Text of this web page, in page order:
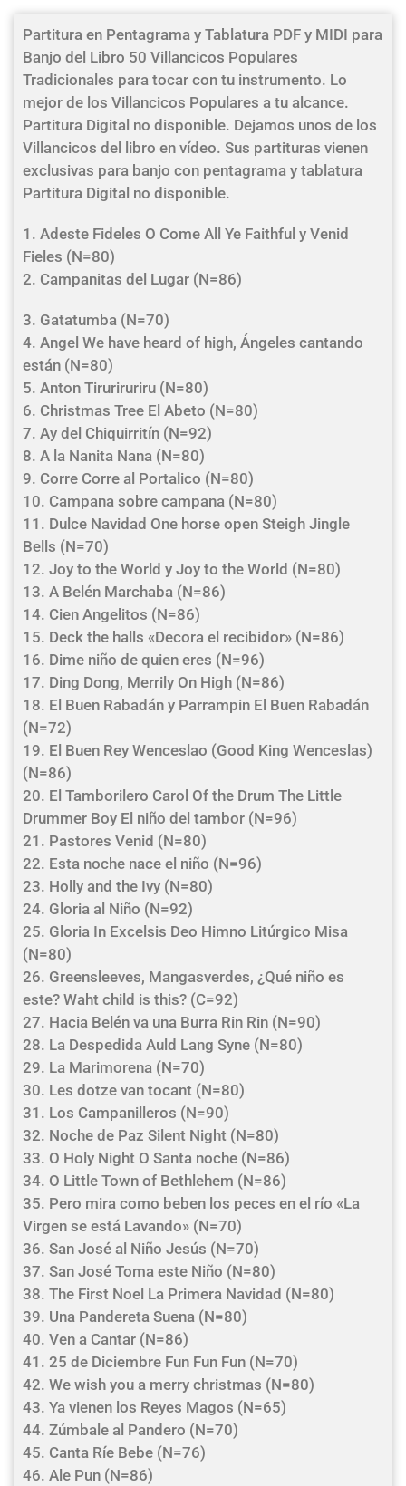
Partitura en Pentagrama y Tablatura PDF y MIDI para
Banjo del Libro 50 Villancicos Populares
Tradicionales para tocar con tu instrumento. Lo
mejor de los Villancicos Populares a tu alcance.
Partitura Digital no disponible. Dejamos unos de los
Villancicos del libro en vídeo. Sus partituras vienen
exclusivas para banjo con pentagrama y tablatura
Partitura Digital no disponible.
1. Adeste Fideles O Come All Ye Faithful y Venid
Fieles (N=80)
2. Campanitas del Lugar (N=86)
3. Gatatumba (N=70)
4. Angel We have heard of high, Ángeles cantando
están (N=80)
5. Anton Tiruriruriru (N=80)
6. Christmas Tree El Abeto (N=80)
7. Ay del Chiquirritín (N=92)
8. A la Nanita Nana (N=80)
9. Corre Corre al Portalico (N=80)
10. Campana sobre campana (N=80)
11. Dulce Navidad One horse open Steigh Jingle
Bells (N=70)
12. Joy to the World y Joy to the World (N=80)
13. A Belén Marchaba (N=86)
14. Cien Angelitos (N=86)
15. Deck the halls «Decora el recibidor» (N=86)
16. Dime niño de quien eres (N=96)
17. Ding Dong, Merrily On High (N=86)
18. El Buen Rabadán y Parrampin El Buen Rabadán
(N=72)
19. El Buen Rey Wenceslao (Good King Wenceslas)
(N=86)
20. El Tamborilero Carol Of the Drum The Little
Drummer Boy El niño del tambor (N=96)
21. Pastores Venid (N=80)
22. Esta noche nace el niño (N=96)
23. Holly and the Ivy (N=80)
24. Gloria al Niño (N=92)
25. Gloria In Excelsis Deo Himno Litúrgico Misa
(N=80)
26. Greensleeves, Mangasverdes, ¿Qué niño es
este? Waht child is this? (C=92)
27. Hacia Belén va una Burra Rin Rin (N=90)
28. La Despedida Auld Lang Syne (N=80)
29. La Marimorena (N=70)
30. Les dotze van tocant (N=80)
31. Los Campanilleros (N=90)
32. Noche de Paz Silent Night (N=80)
33. O Holy Night O Santa noche (N=86)
34. O Little Town of Bethlehem (N=86)
35. Pero mira como beben los peces en el río «La
Virgen se está Lavando» (N=70)
36. San José al Niño Jesús (N=70)
37. San José Toma este Niño (N=80)
38. The First Noel La Primera Navidad (N=80)
39. Una Pandereta Suena (N=80)
40. Ven a Cantar (N=86)
41. 25 de Diciembre Fun Fun Fun (N=70)
42. We wish you a merry christmas (N=80)
43. Ya vienen los Reyes Magos (N=65)
44. Zúmbale al Pandero (N=70)
45. Canta Ríe Bebe (N=76)
46. Ale Pun (N=86)